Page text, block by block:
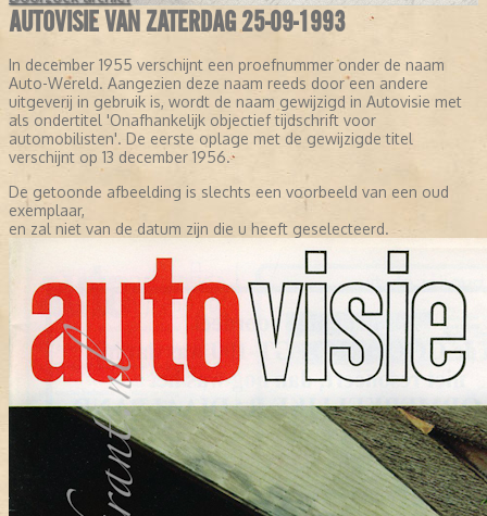
AUTOVISIE VAN ZATERDAG 25-09-1993
In december 1955 verschijnt een proefnummer onder de naam
Auto-Wereld. Aangezien deze naam reeds door een andere
uitgeverij in gebruik is, wordt de naam gewijzigd in Autovisie met
als ondertitel 'Onafhankelijk objectief tijdschrift voor
automobilisten'. De eerste oplage met de gewijzigde titel
verschijnt op 13 december 1956.
De getoonde afbeelding is slechts een voorbeeld van een oud
exemplaar,
en zal niet van de datum zijn die u heeft geselecteerd.